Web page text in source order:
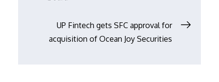
UP Fintech gets SFC approval for
acquisition of Ocean Joy Securities